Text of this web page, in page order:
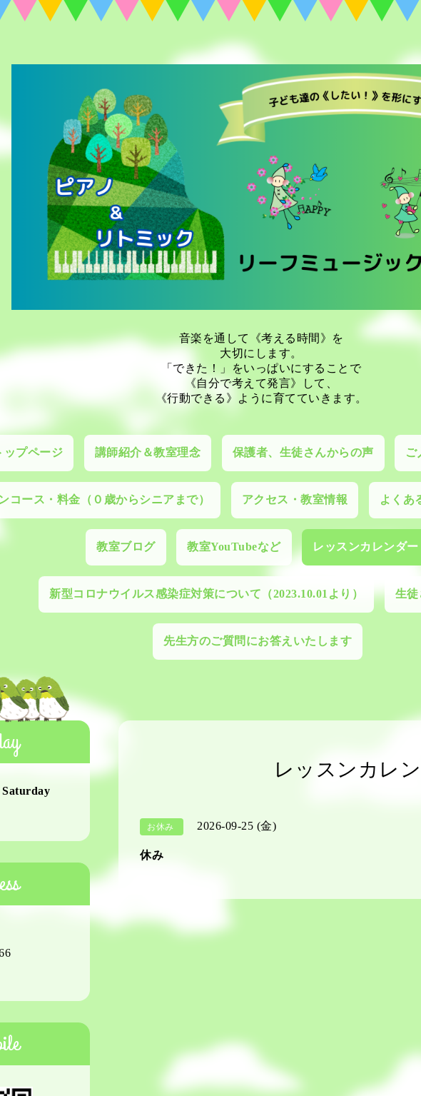
音楽を通して《考える時間》を
大切にします。
「できた！」をいっぱいにすることで
《自分で考えて発言》して、
《行動できる》ように育てていきます。
ップページ 講師紹介＆教室理念 保護者、生徒さんからの声 ご
コース・料金（０歳からシニアまで） アクセス・教室情報 よくあ
教室ブログ 教室YouTubeなど レッスンカレンダー
新型コロナウイルス感染症対策について（2023.10.01より） 生
先生方のご質問にお答えいたします
レッスンカレ
お休み 2026-09-25 (金)
休み
Saturday